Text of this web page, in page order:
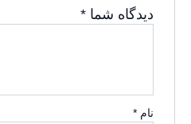
دیدگاه شما*
نام*